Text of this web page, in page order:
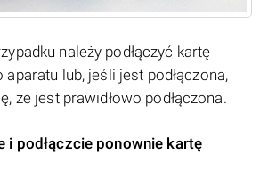
należy podłączyć kartę
aparatu lub, jeśli jest podłączona,
że jest prawidłowo podłączona.
i podłączcie ponownie kartę